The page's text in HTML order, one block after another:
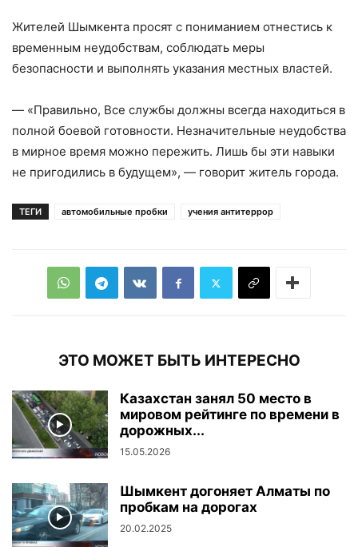
Жителей Шымкента просят с пониманием отнестись к
временным неудобствам, соблюдать меры
безопасности и выполнять указания местных властей.
— «Правильно, Все службы должны всегда находиться в
полной боевой готовности. Незначительные неудобства
в мирное время можно пережить. Лишь бы эти навыки
не пригодились в будущем», — говорит житель города.
ТЕГИ автомобильные пробки учения антитеррор
ЭТО МОЖЕТ БЫТЬ ИНТЕРЕСНО
Казахстан занял 50 место в
мировом рейтинге по времени в
дорожных...
15.05.2026
Шымкент догоняет Алматы по
пробкам на дорогах
20.02.2025